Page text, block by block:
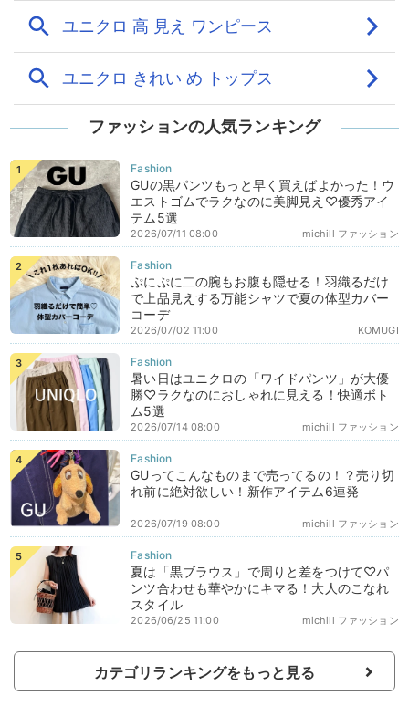
ファッションの人気ランキング
GUの黒パンツもっと早く買えばよかった！ウ
エストゴムでラクなのに美脚見え♡優秀アイ
テム5選
michill ファッション
2026/07/11 08:00
ぷにぷに二の腕もお腹も隠せる！羽織るだけ
で上品見えする万能シャツで夏の体型カバー
コーデ
KOMUGI
2026/07/02 11:00
暑い日はユニクロの「ワイドパンツ」が大優
勝♡ラクなのにおしゃれに見える！快適ボト
ム5選
michill ファッション
2026/07/14 08:00
GUってこんなものまで売ってるの！？売り切
れ前に絶対欲しい！新作アイテム6連発
michill ファッション
2026/07/19 08:00
夏は「黒ブラウス」で周りと差をつけて♡パ
ンツ合わせも華やかにキマる！大人のこなれ
スタイル
michill ファッション
2026/06/25 11:00
カテゴリランキングをもっと見る